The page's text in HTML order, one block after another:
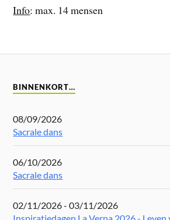
Info: max. 14 mensen
BINNENKORT…
08/09/2026
Sacrale dans
06/10/2026
Sacrale dans
02/11/2026 - 03/11/2026